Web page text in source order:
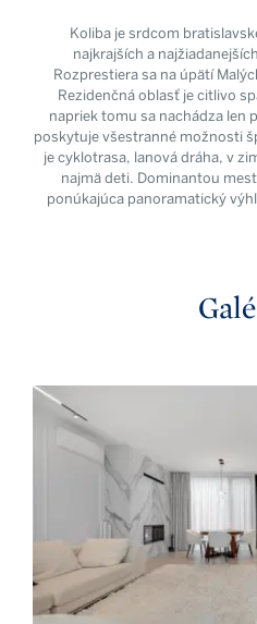
Koliba je srdcom
najkrajších a
Rozprestiera sa na úpätí
Rezidenčná oblasť je citlivo
napriek tomu sa nachádza len
poskytuje všestranné možnosti
je cyklotrasa, lanová dráha, v
najmä deti. Dominantou
ponúkajúca panoramatický